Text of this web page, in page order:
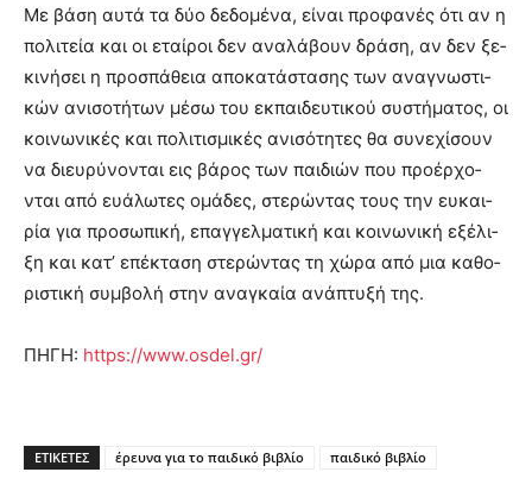
Με βά­ση αυ­τά τα δύο δε­δο­μέ­να, εί­ναι προ­φα­νές ότι αν η
πο­λι­τεία και οι εταί­ροι δεν ανα­λά­βουν δρά­ση, αν δεν ξε­
κι­νή­σει η προ­σπά­θεια απο­κα­τά­στα­σης των ανα­γνω­στι­
κών ανι­σο­τή­των μέ­σω του εκ­παι­δευ­τι­κού συ­στή­μα­τος, οι
κοι­νω­νι­κές και πο­λι­τι­σμι­κές ανι­σό­τη­τες θα συ­νε­χί­σουν
να διευ­ρύ­νο­νται εις βά­ρος των παι­διών που προ­έρ­χο­
νται από ευά­λω­τες ομά­δες, στε­ρώ­ντας τους την ευ­και­
ρία για προ­σω­πι­κή, επαγ­γελ­μα­τι­κή και κοι­νω­νι­κή εξέ­λι­
ξη και κα­τ’ επέ­κτα­ση στε­ρώ­ντας τη χώ­ρα από μια κα­θο­
ρι­στι­κή συμ­βο­λή στην ανα­γκαία ανά­πτυ­ξή της.
ΠΗΓΗ: https://www.osdel.gr/
ΕΤΙΚΕΤΕΣ έρευνα για το παιδικό βιβλίο παιδικό βιβλίο